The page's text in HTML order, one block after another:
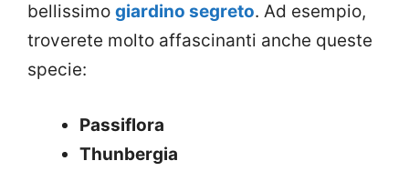
bellissimo giardino segreto. Ad esempio,
troverete molto affascinanti anche queste
specie:
Passiflora
Thunbergia